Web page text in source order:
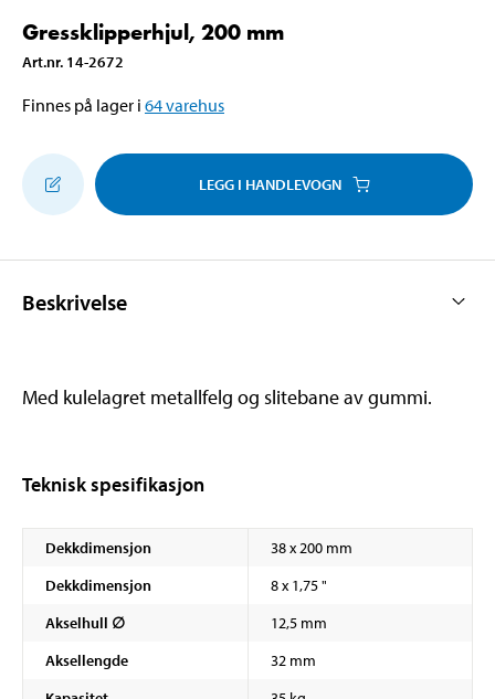
Gressklipperhjul, 200 mm
Art.nr. 14-2672
Finnes på lager i 64varehus
LEGG I HANDLEVOGN
Beskrivelse
Med kulelagret metallfelg og slitebane av gummi.
Teknisk spesifikasjon
Dekkdimensjon
38 x 200 mm
Dekkdimensjon
8 x 1,75 "
Akselhull ∅
12,5 mm
Aksellengde
32 mm